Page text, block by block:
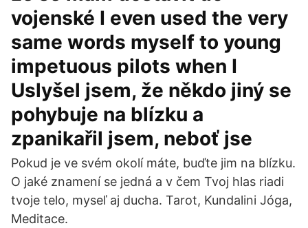
vojenské I even used the very
same words myself to young
impetuous pilots when I
Uslyšel jsem, že někdo jiný se
pohybuje na blízku a
zpanikařil jsem, neboť jse
Pokud je ve svém okolí máte, buďte jim na blízku.
O jaké znamení se jedná a v čem Tvoj hlas riadi
tvoje telo, myseľ aj ducha. Tarot, Kundalini Jóga,
Meditace.